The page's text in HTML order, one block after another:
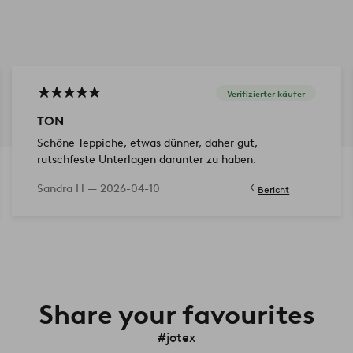
Verifizierter käufer
TON
Schöne Teppiche, etwas dünner, daher gut,
rutschfeste Unterlagen darunter zu haben.
Sandra H — 2026-04-10 Bericht
Share your favourites
#jotex